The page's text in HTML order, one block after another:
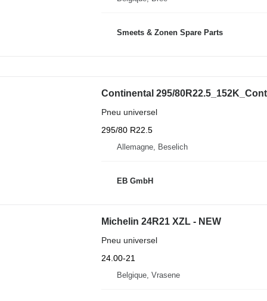
Smeets & Zonen Spare Parts
Continental 295/
Pneu universel
295/80 R22.5
Allemagne, Beselich
EB GmbH
Michelin 24R21 XZL - NEW
Pneu universel
24.00-21
Belgique, Vrasene